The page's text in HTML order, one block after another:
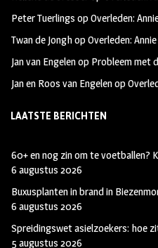
k
m
Peter Tuerlings opOverleden:
Twan de JonghopOverleden:
Jan van Engelenop Probleem met
Jan en Roos van Engelenop
LAATSTE BERICHTEN
60+ en nog zin om te voetballen?
6 augustus 2026
Buxusplanten in brand in
6 augustus 2026
Spreidingswet asielzoekers: hoe
5 augustus 2026